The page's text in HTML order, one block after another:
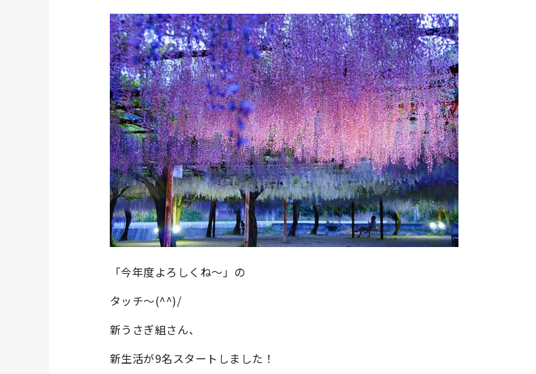
「今年度よろしくね～」の
タッチ～(^^)/
新うさぎ組さん、
新生活が9名スタートしました！